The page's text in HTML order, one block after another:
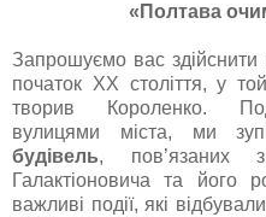
«Полтава
Запрошуємо вас
початок ХХ століття, у
творив Короленко.
вулицями міста, ми
будівель, пов’язаних
Галактіоновича та його
важливі події, які